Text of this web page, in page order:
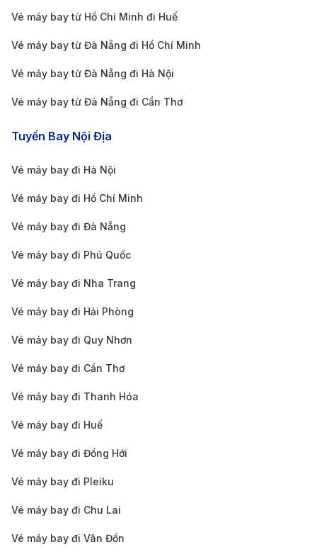
Giá vé cạnh tranh
: Cung cấp giá vé tốt từ nhiều
chọn.
Hỗ trợ 24/7: Đội ngũ chuyên viên sẵn sàng giải đáp
mọi thắc mắc, hỗ trợ đặt vé nhanh chóng và chính
Đa dạng phương thức thanh toán
nhiều hình thức thanh toán, tiện lợi và an toàn.
Thông tin minh bạch
tâm đặt vé.
Nhiều ưu đãi hấp dẫn
trình khuyến mãi, giúp bạn tiết kiệm chi phí di
để có hành trình thuận lợi và tiết kiệm nhất.
Kinh nghiệm du lịch St. Louis từ Đà
Lạt
St. Louis không chỉ là trung tâm kinh tế và văn hóa
quan trọng của bang Missouri mà còn là điểm đến du
đây là một số kinh nghiệm hữu ích dành cho bạn khi
du lịch St. Louis từ Đà Lạt.
Vé máy bay từ Hồ Chí Minh đi Huế
Vé máy bay từ Đà Nẵng đi Hồ Chí Minh
Vé máy bay từ Đà Nẵng đi Hà Nội
Vé máy bay từ Đà Nẵng đi Cần Thơ
Tuyến Bay Nội Địa
Vé máy bay đi Hà Nội
Vé máy bay đi Hồ Chí Minh
Vé máy bay đi Đà Nẵng
Vé máy bay đi Phú Quốc
Vé máy bay đi Nha Trang
Vé máy bay đi Hải Phòng
Vé máy bay đi Quy Nhơn
Vé máy bay đi Cần Thơ
Vé máy bay đi Thanh Hóa
Vé máy bay đi Huế
Vé máy bay đi Đồng Hới
Vé máy bay đi Pleiku
Vé máy bay đi Chu Lai
Vé máy bay đi Vân Đồn